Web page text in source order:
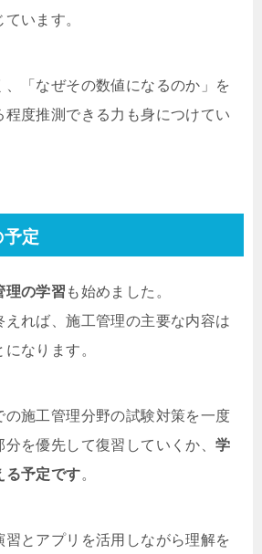
います。
「なぜその数値になるのか」を
度推測できる力も身につけてい
予定
理の学習 も始めました。
れば、施工管理の主要な内容は
なります。
の施工管理分野の試験対策を一度
分を優先して復習していくか、学
る予定です。
習とアプリを活用しながら理解を